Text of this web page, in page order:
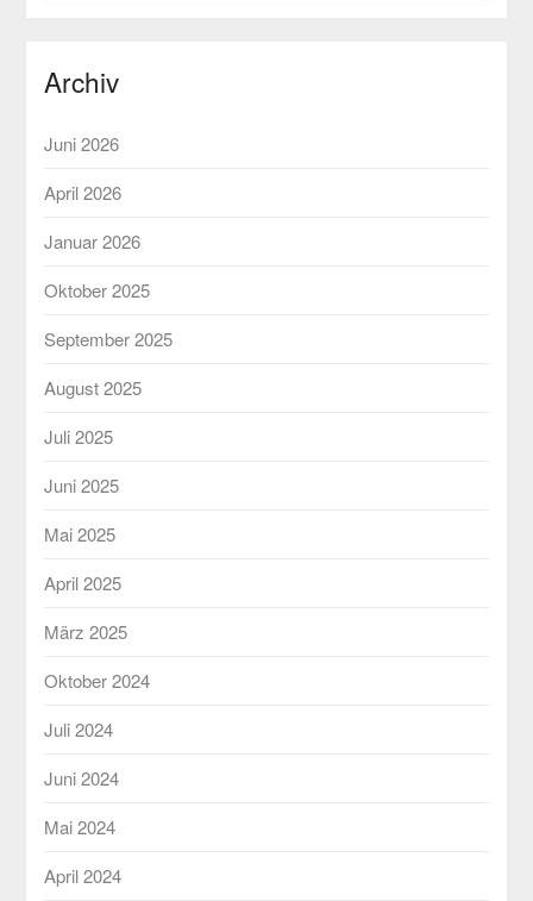
Archiv
Juni 2026
April 2026
Januar 2026
Oktober 2025
September 2025
August 2025
Juli 2025
Juni 2025
Mai 2025
April 2025
März 2025
Oktober 2024
Juli 2024
Juni 2024
Mai 2024
April 2024